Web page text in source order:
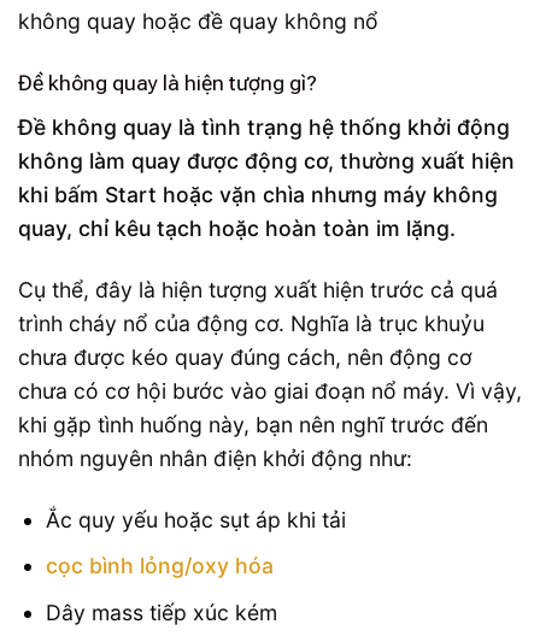
Đề không quay là hiện tượng gì?
Đề không quay là tình trạng hệ thống khởi động
không làm quay được động cơ, thường xuất hiện
khi bấm Start hoặc vặn chìa nhưng máy không
quay, chỉ kêu tạch hoặc hoàn toàn im lặng.
Cụ thể, đây là hiện tượng xuất hiện trước cả quá
trình cháy nổ của động cơ. Nghĩa là trục khuỷu
chưa được kéo quay đúng cách, nên động cơ
chưa có cơ hội bước vào giai đoạn nổ máy. Vì vậy,
khi gặp tình huống này, bạn nên nghĩ trước đến
nhóm nguyên nhân điện khởi động như:
Ắc quy yếu hoặc sụt áp khi tải
cọc bình lỏng/oxy hóa
Dây mass tiếp xúc kém